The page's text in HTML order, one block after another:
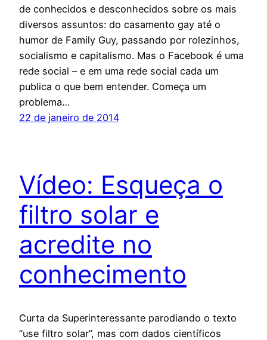
de conhecidos e desconhecidos sobre os mais
diversos assuntos: do casamento gay até o
humor de Family Guy, passando por rolezinhos,
socialismo e capitalismo. Mas o Facebook é uma
rede social – e em uma rede social cada um
publica o que bem entender. Começa um
problema…
22 de janeiro de 2014
Vídeo: Esqueça o
filtro solar e
acredite no
conhecimento
Curta da Superinteressante parodiando o texto
“use filtro solar”, mas com dados científicos